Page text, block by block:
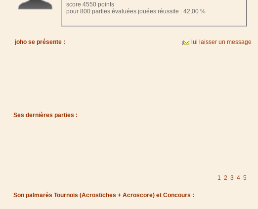
score 4550 points
pour 800 parties évaluées jouées réussite : 42,00 %
joho se présente : lui laisser un message
Ses dernières parties :
1 2 3 4 5
Son palmarès Tournois (Acrostiches + Acroscore) et Concours :